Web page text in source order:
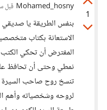
1
Mohamed_hosny قبل
بنفس الطريقة يا
الاستعانة بكتاب
المفترض أن تحكي الكتب
نمطي وحتى أن تحافظ
تنسخ روح صاحب السيرة
لروحه وشخصياته وأهم